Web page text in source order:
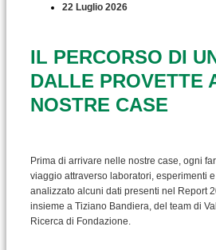
22 Luglio 2026
IL PERCORSO DI
DALLE PROVETTE
NOSTRE CASE
Prima di arrivare nelle nostre case, ogni
viaggio attraverso laboratori, esperimenti
analizzato alcuni dati presenti nel Report
insieme a Tiziano Bandiera, del team di
Ricerca di Fondazione.